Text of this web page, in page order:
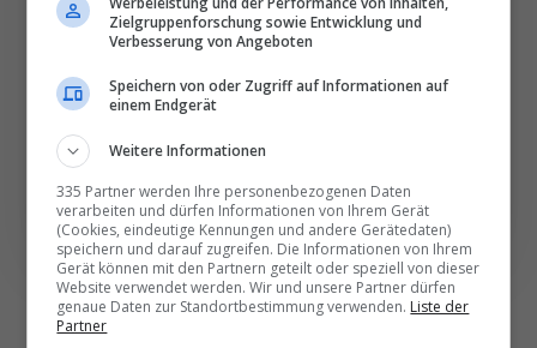
weniger. Bei Travel­news haben Sie die Wahl.
Zielgruppenforschung sowie Entwicklung und
Verbesserung von Angeboten
Speichern von oder Zugriff auf Informationen auf
einem Endgerät
Weitere Informationen
335 Partner werden Ihre personenbezogenen Daten
verarbeiten und dürfen Informationen von Ihrem Gerät
(Cookies, eindeutige Kennungen und andere Gerätedaten)
speichern und darauf zugreifen. Die Informationen von Ihrem
Gerät können mit den Partnern geteilt oder speziell von dieser
Website verwendet werden. Wir und unsere Partner dürfen
genaue Daten zur Standortbestimmung verwenden. Liste der
Partner